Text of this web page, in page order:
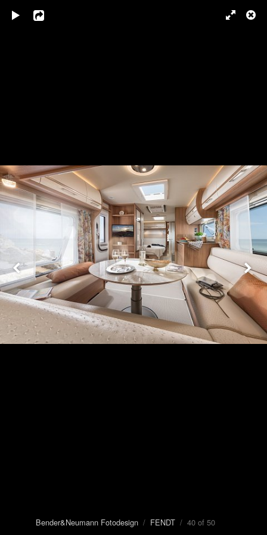
Bender&Neumann Fotodesign/ FENDT/ 40 of 50